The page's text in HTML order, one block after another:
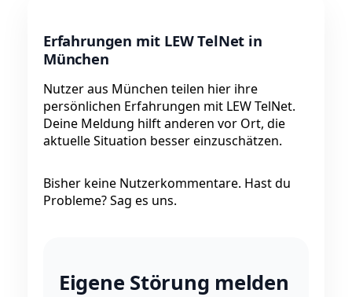
Erfahrungen mit LEW TelNet in
München
Nutzer aus München teilen hier ihre
persönlichen Erfahrungen mit LEW TelNet.
Deine Meldung hilft anderen vor Ort, die
aktuelle Situation besser einzuschätzen.
Bisher keine Nutzerkommentare. Hast du
Probleme? Sag es uns.
Eigene Störung melden